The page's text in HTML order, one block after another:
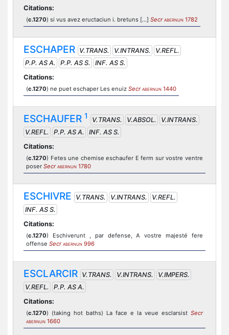
Citations:
(c.1270) si vus avez eructaciun i. bretuns [...] Secr ABERNUN 1782
ESCHAPER V.TRANS. V.INTRANS.
V.REFL.
P.P. AS A.
P.P. AS S.
INF. AS S.
Citations:
(c.1270) ne puet eschaper Les enuiz Secr ABERNUN 1440
ESCHAUFER 1 V.TRANS. V.ABSOL.
V.INTRANS.
V.REFL.
P.P. AS A.
INF. AS S.
Citations:
(c.1270) Fetes une chemise eschaufer E ferm sur vostre ventre
poser Secr ABERNUN 1780
ESCHIVRE V.TRANS. V.INTRANS.
V.REFL.
INF. AS S.
Citations:
(c.1270) Eschiverunt , par defense, A vostre majesté fere
offense Secr ABERNUN 996
ESCLARCIR V.TRANS. V.INTRANS.
V.IMPERS.
V.REFL.
P.P. AS A.
Citations:
(c.1270) (taking hot baths) La face e la veue esclarsist Secr
ABERNUN 1660